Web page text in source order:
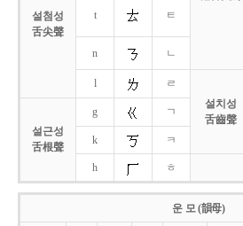
설첨성
舌尖聲
t ㅌ
n ㄴ
l
ㄹ
설치성
舌齒聲
설근성
舌根聲
g ㄱ
k ㅋ
h ㅎ
운 모 (韻母)